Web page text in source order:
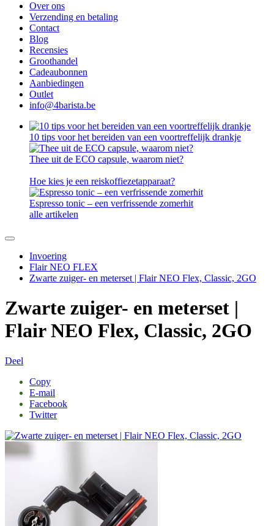
Over ons
Verzending en betaling
Contact
Blog
Recensies
Groothandel
Cadeaubonnen
Aanbiedingen
Outlet
info@4barista.be
10 tips voor het bereiden van een voortreffelijk drankje
Thee uit de ECO capsule, waarom niet?
Hoe kies je een reiskoffiezetapparaat?
Espresso tonic – een verfrissende zomerhit
alle artikelen
Invoering
Flair NEO FLEX
Zwarte zuiger- en meterset | Flair NEO Flex, Classic, 2GO
Zwarte zuiger- en meterset |
Flair NEO Flex, Classic, 2GO
Deel
Copy
E-mail
Facebook
Twitter